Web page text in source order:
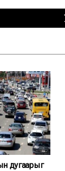
дугаарыг